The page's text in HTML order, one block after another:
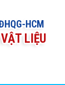
HCM
LIỆU